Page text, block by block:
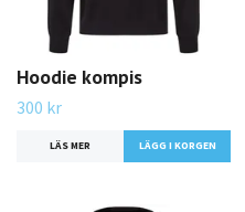
Hoodie kompis
300 kr
LÄS MER LÄGG I KORGEN